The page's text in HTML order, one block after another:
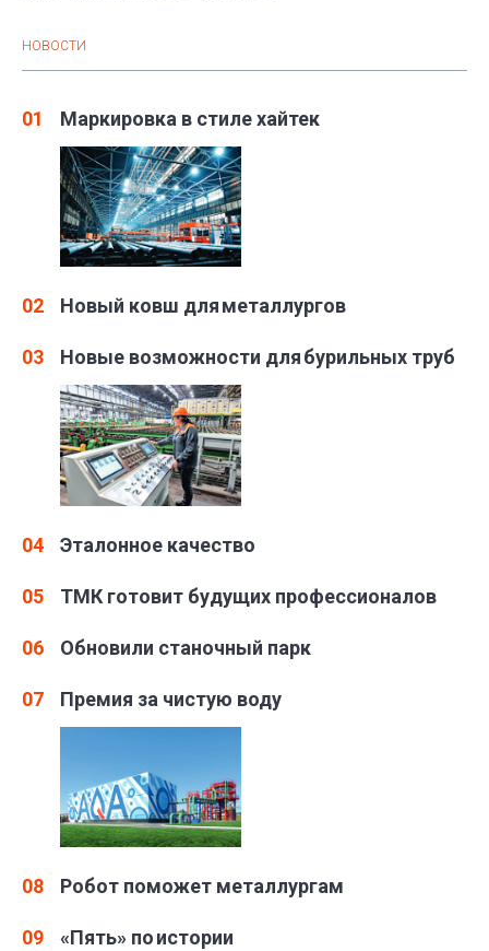
НОВОСТИ
01 Маркировка в стиле хайтек
02 Новый ковш для металлургов
03 Новые возможности для бурильных труб
04 Эталонное качество
05 ТМК готовит будущих профессионалов
06 Обновили станочный парк
07 Премия за чистую воду
08 Робот поможет металлургам
09 «Пять» по истории